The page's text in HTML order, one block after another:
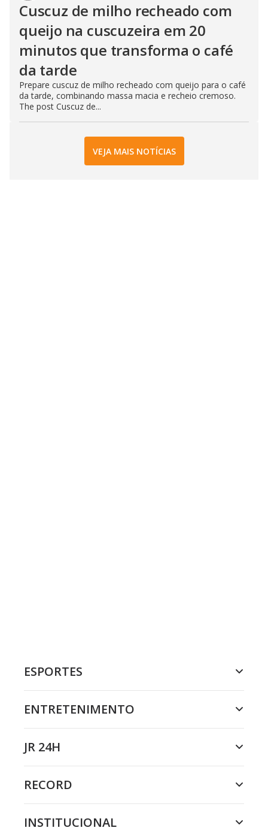
Cuscuz de milho recheado com
queijo na cuscuzeira em 20
minutos que transforma o café
da tarde
Prepare cuscuz de milho recheado com queijo para o café
da tarde, combinando massa macia e recheio cremoso.
The post Cuscuz de...
VEJA MAIS NOTÍCIAS
ESPORTES
ENTRETENIMENTO
JR 24H
RECORD
INSTITUCIONAL